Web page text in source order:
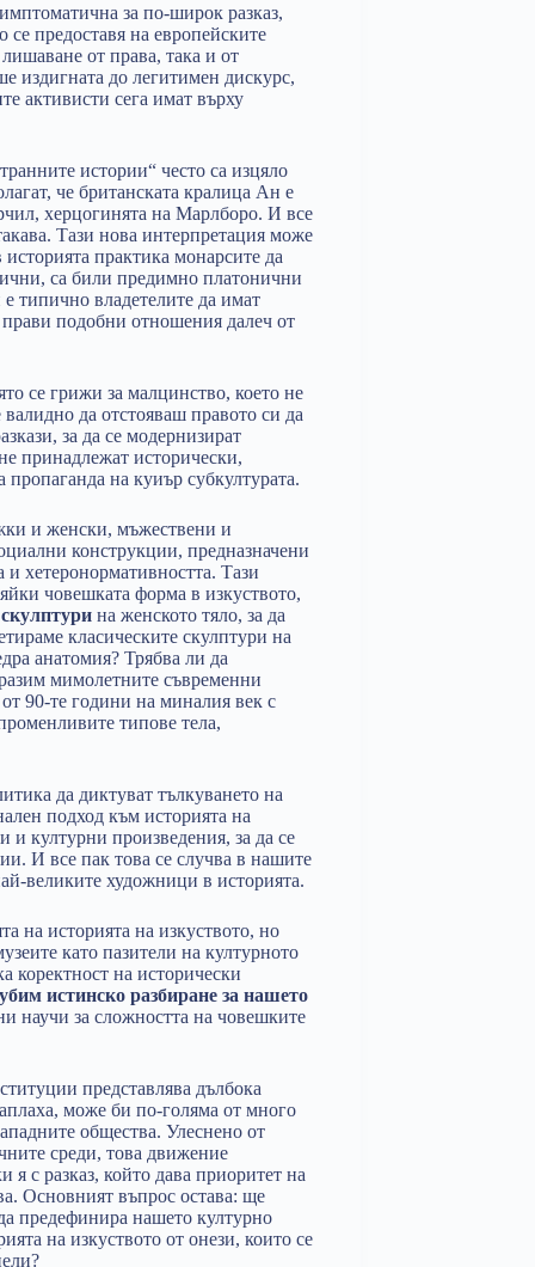
за по-широк разказ,
предоставя на европейските
от права, така и от
издигната до легитимен дискурс,
активисти сега имат върху
истории“ често са изцяло
че британската кралица Ан е
херцогинята на Марлборо. И все
Тази нова интерпретация може
практика монарсите да
са били предимно платонични
типично владетелите да имат
подобни отношения далеч от
се грижи за малцинство, което не
да отстояваш правото си да
за да се модернизират
принадлежат исторически,
на куиър субкултурата.
и женски, мъжествени и
конструкции, предназначени
хетеронормативността. Тази
човешката форма в изкуството,
на женското тяло, за да
класическите скулптури на
анатомия? Трябва ли да
мимолетните съвременни
90-те години на миналия век с
типове тела,
да диктуват тълкуването на
подход към историята на
и културни произведения, за да се
И все пак това се случва в нашите
великите художници в историята.
на историята на изкуството, но
като пазители на културното
коректност на исторически
истинско разбиране за нашето
научи за сложността на човешките
представлява дълбока
може би по-голяма от много
общества. Улеснено от
среди, това движение
я с разказ, който дава приоритет на
Основният въпрос остава: ще
предефинира нашето културно
на изкуството от онези, които се